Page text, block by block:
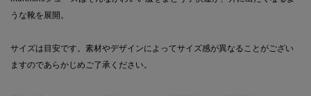
うな靴を展開。
サイズは目安です。素材やデザインによってサイズ感が異なることがござい
ますのであらかじめご了承ください。